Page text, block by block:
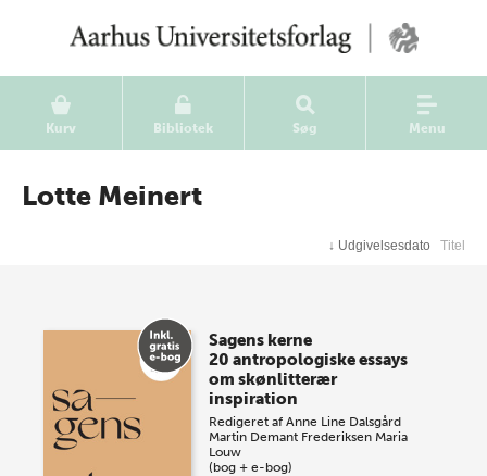
Kurv Bibliotek Søg Menu
Lotte Meinert
↓ Udgivelsesdato Titel
Sagens kerne
20 antropologiske essays
om skønlitterær
inspiration
Redigeret afAnne Line Dalsgård
Martin Demant Frederiksen Maria
Louw
(bog + e-bog)